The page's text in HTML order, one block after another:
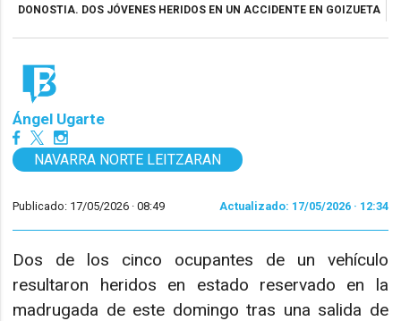
DONOSTIA. DOS JÓVENES HERIDOS EN UN ACCIDENTE EN GOIZUETA
Ángel Ugarte
NAVARRA NORTE LEITZARAN
Publicado: 17/05/2026 ·08:49 Actualizado: 17/05/2026 · 12:34
Dos de los cinco ocupantes de un vehículo
resultaron heridos en estado reservado en la
madrugada de este domingo tras una salida de